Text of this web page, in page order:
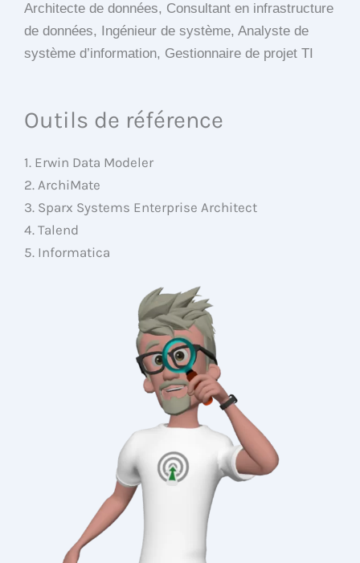
Architecte de données, Consultant en infrastructure
de données, Ingénieur de système, Analyste de
système d’information, Gestionnaire de projet TI
Outils de référence
1. Erwin Data Modeler
2. ArchiMate
3. Sparx Systems Enterprise Architect
4. Talend
5. Informatica